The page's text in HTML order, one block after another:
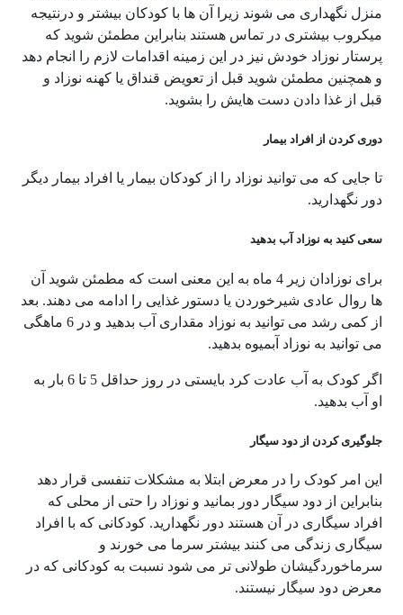
منزل نگهداری می شوند زیرا آن ها با کودکان بیشتر و درنتیجه
میکروب بیشتری در تماس هستند بنابراین مطمئن شوید که
پرستار نوزاد خودش نیز در این زمینه اقدامات لازم را انجام دهد
و همچنین مطمئن شوید قبل از تعویض قنداق یا کهنه نوزاد و
قبل از غذا دادن دست هایش را بشوید.
دوری کردن از افراد بیمار
تا جایی که می توانید نوزاد را از کودکان بیمار یا افراد بیمار دیگر
دور نگهدارید.
سعی کنید به نوزاد آب بدهید
برای نوزادان زیر 4 ماه به این معنی است که مطمئن شوید آن
ها روال عادی شیرخوردن یا دستور غذایی را ادامه می دهند. بعد
از کمی رشد می توانید به نوزاد مقداری آب بدهید و در 6 ماهگی
می توانید به نوزاد آبمیوه بدهید.
اگر کودک به آب عادت کرد بایستی در روز حداقل 5 تا 6 بار به
او آب بدهید.
جلوگیری کردن از دود سیگار
این امر کودک را در معرض ابتلا به مشکلات تنفسی قرار دهد
بنابراین از دود سیگار دور بمانید و نوزاد را حتی از محلی که
افراد سیگاری در آن هستند دور نگهدارید. کودکانی که با افراد
سیگاری زندگی می کنند بیشتر سرما می خورند و
سرماخوردگیشان طولانی تر می شود نسبت به کودکانی که در
معرض دود سیگار نیستند.